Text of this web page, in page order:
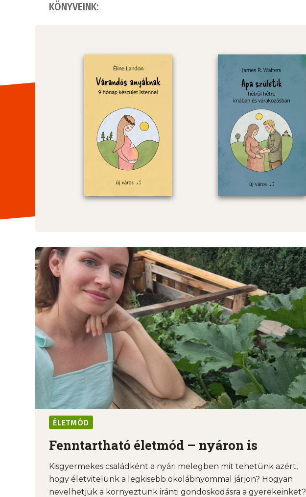
KÖNYVEINK:
ÉLETMÓD
Fenntartható életmód – nyáron is
Kisgyermekes családként a nyári melegben mit tehetünk azért,
hogy életvitelünk a legkisebb ökolábnyommal járjon? Hogyan
nevelhetjük a környeztünk iránti gondoskodásra a gyerekeinket?